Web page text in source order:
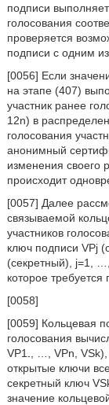
подписи
голосования
проверяется
подписи с одним
[0056] Если
на этапе (407)
участник ранее
12n) в
голосования
анонимный
изменения своего
происходит
[0057] Далее
связываемой
участников
ключ подписи VPj
(секретный), j=1,
которое требуется
[0058]
[0059] Кольцевая
голосования
VP1 -
, …, VPn,
открытые ключи
секретный ключ
значение